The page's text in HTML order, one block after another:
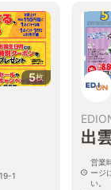
5枚
1
出
営業
ージ
い。